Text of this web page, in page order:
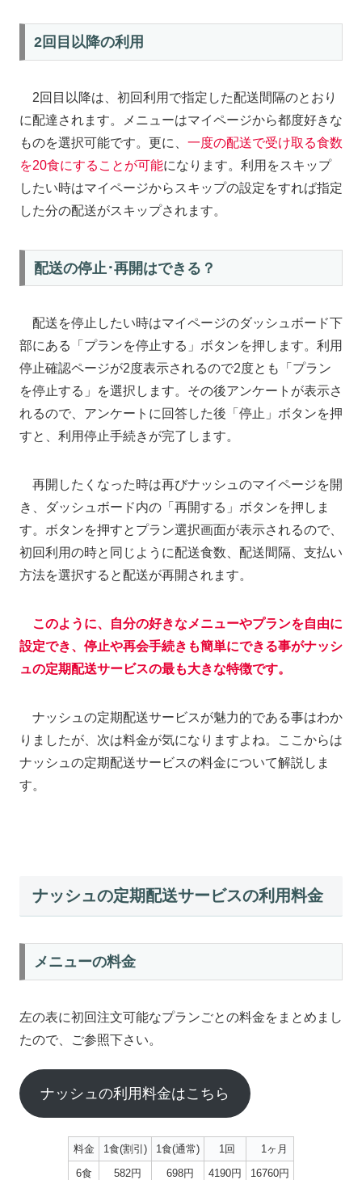
2回目以降の利用
2回目以降は、初回利用で指定した配送間隔のとおり
に配達されます。メニューはマイページから都度好きな
ものを選択可能です。更に、 一度の配送で受け取る食数
を20食にすることが可能になります。利用をスキップ
したい時はマイページからスキップの設定をすれば指定
した分の配送がスキップされます。
配送の停止･再開はできる？
配送を停止したい時はマイページのダッシュボード下
部にある「プランを停止する」ボタンを押します。利用
停止確認ページが2度表示されるので2度とも「プラン
を停止する」を選択します。その後アンケートが表示さ
れるので、アンケートに回答した後「停止」ボタンを押
すと、利用停止手続きが完了します。
再開したくなった時は再びナッシュのマイページを開
き、ダッシュボード内の「再開する」ボタンを押しま
す。ボタンを押すとプラン選択画面が表示されるので、
初回利用の時と同じように配送食数、配送間隔、支払い
方法を選択すると配送が再開されます。
このように、自分の好きなメニューやプランを自由に
設定でき、停止や再会手続きも簡単にできる事がナッシ
ュの定期配送サービスの最も大きな特徴です。
ナッシュの定期配送サービスが魅力的である事はわか
りましたが、次は料金が気になりますよね。ここからは
ナッシュの定期配送サービスの料金について解説しま
す。
ナッシュの定期配送サービスの利用料金
メニューの料金
左の表に初回注文可能なプランごとの料金をまとめまし
たので、ご参照下さい。
ナッシュの利用料金はこちら
料金 1食(割引) 1食(通常) 1回
1ヶ月
6食
582円 698円 4190円
16760円